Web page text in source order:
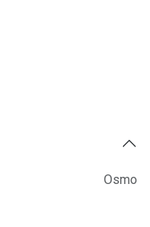
Osmo